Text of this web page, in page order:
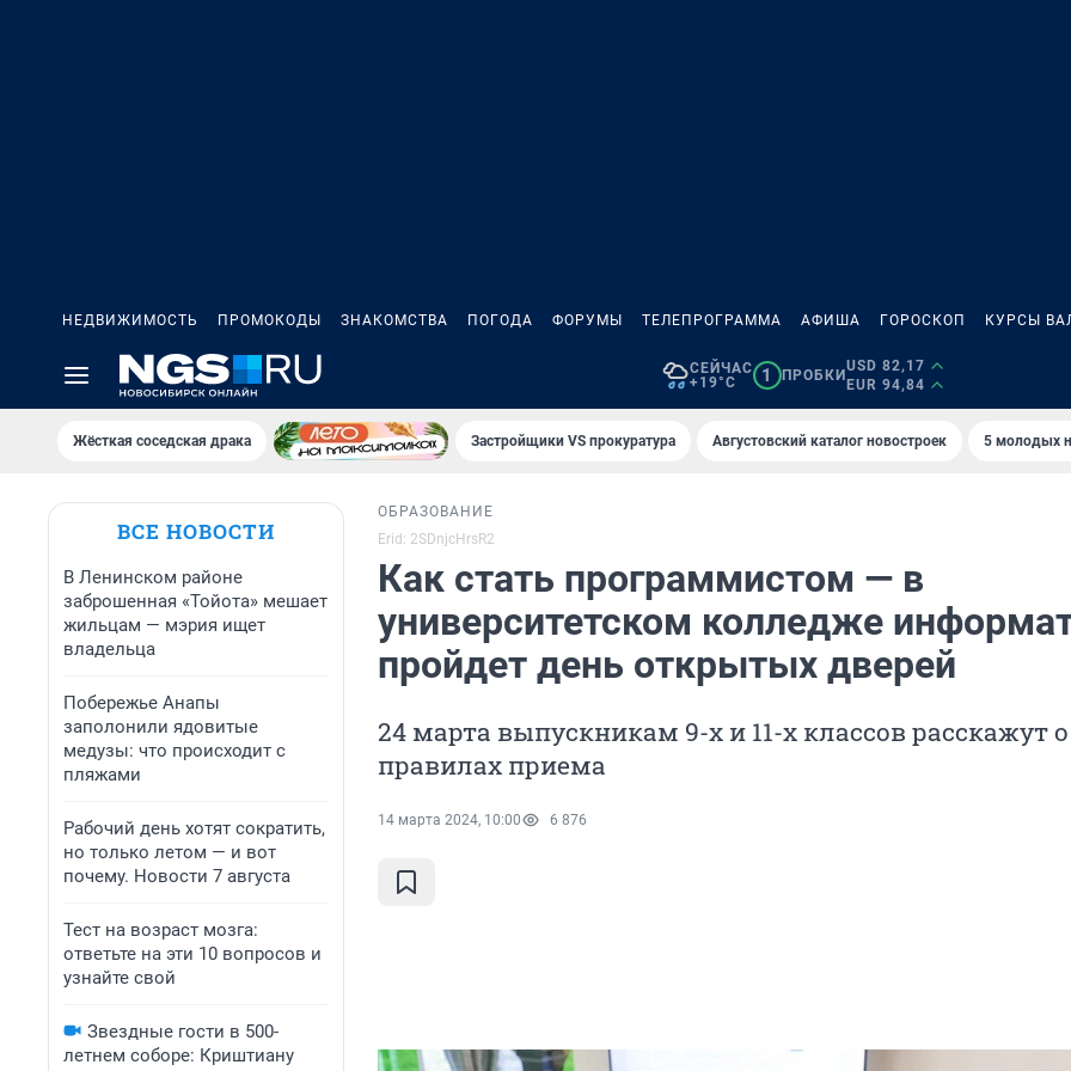
НЕДВИЖИМОСТЬ ПРОМОКОДЫ ЗНАКОМСТВА ПОГОДА ФОРУМЫ ТЕЛЕПРОГРАММА АФИША ГОРОСКОП КУРСЫ
СЕЙЧАС
+19°C
1 ПРОБКИ
USD 82,17
EUR 94,84
Жёсткая соседская драка Застройщики VS прокуратура Августовский каталог новостроек 5 молодых
ВСЕ НОВОСТИ
В Ленинском районе
заброшенная «Тойота» мешает
жильцам — мэрия ищет
владельца
Побережье Анапы
заполонили ядовитые
медузы: что происходит с
пляжами
Рабочий день хотят сократить,
но только летом — и вот
почему. Новости 7 августа
Тест на возраст мозга:
ответьте на эти 10 вопросов и
узнайте свой
Звездные гости в 500-
летнем соборе: Криштиану
ОБРАЗОВАНИЕ
Erid: 2SDnjcHrsR2
Как стать программистом — в
университетском колледже
пройдет день открытых дверей
24 марта выпускникам 9-х и 11-х классов расскажут о
правилах приема
14 марта 2024, 10:00 6 876